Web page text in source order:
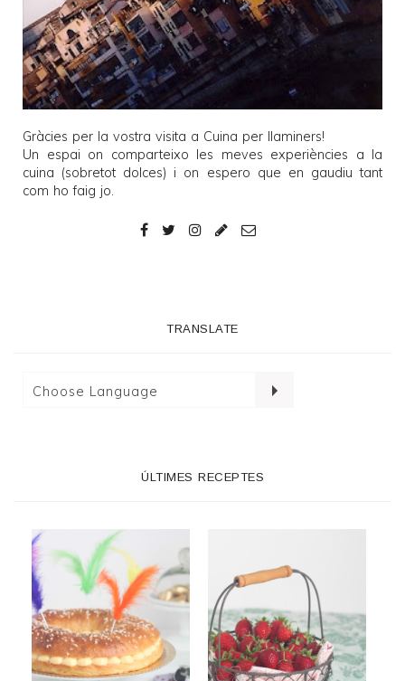
Gràcies per la vostra visita a Cuina per llaminers!
Un espai on comparteixo les meves experiències a la
cuina (sobretot dolces) i on espero que en gaudiu tant
com ho faig jo.
TRANSLATE
ÚLTIMES RECEPTES